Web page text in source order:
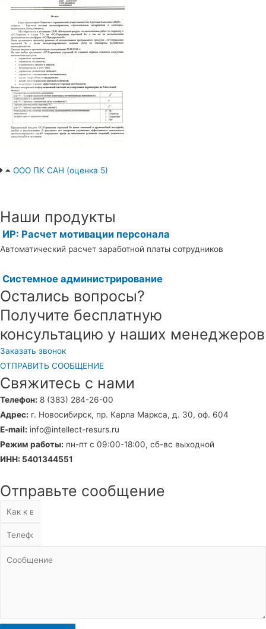
ООО ПК САН (оценка 5)
Наши продукты
ИР: Расчет мотивации персонала
Автоматический расчет заработной платы сотрудников
Системное администрирование
Остались вопросы?
Получите бесплатную
консультацию у наших менеджеров
Заказать звонок
ОТПРАВИТЬ СООБЩЕНИЕ
Свяжитесь с нами
Телефон: 8 (383) 284-26-00
Адрес: г. Новосибирск, пр. Карла Маркса, д. 30, оф. 604
E-mail: info@intellect-resurs.ru
Режим работы: пн-пт с 09:00-18:00, сб-вс выходной
ИНН: 5401344551
Отправьте сообщение